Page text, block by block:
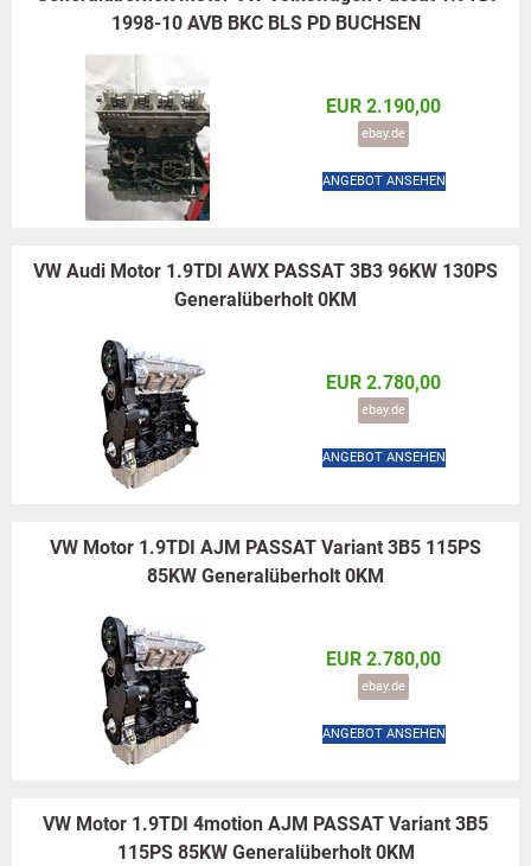
1998-10 AVB BKC BLS PD BUCHSEN
EUR 2.190,00
ebay.de
ANGEBOT ANSEHEN
VW Audi Motor 1.9TDI AWX PASSAT 3B3 96KW 130PS
Generalüberholt 0KM
EUR 2.780,00
ebay.de
ANGEBOT ANSEHEN
VW Motor 1.9TDI AJM PASSAT Variant 3B5 115PS
85KW Generalüberholt 0KM
EUR 2.780,00
ebay.de
ANGEBOT ANSEHEN
VW Motor 1.9TDI 4motion AJM PASSAT Variant 3B5
115PS 85KW Generalüberholt 0KM